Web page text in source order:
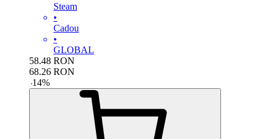
Steam
•
Cadou
•
GLOBAL
58.48 RON
68.26 RON
-14%